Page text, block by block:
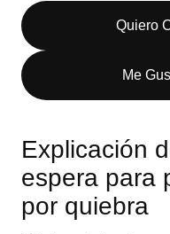
Quiero
Me
Explicación
espera para
por quiebra